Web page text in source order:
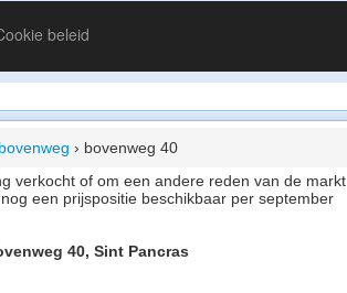
beleid
bovenweg › bovenweg 40
verkocht of om een andere reden van de markt
een prijspositie beschikbaar per september
40, Sint Pancras